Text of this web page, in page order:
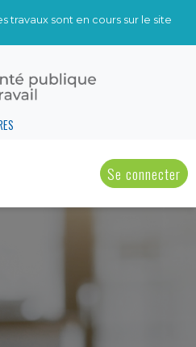
travaux sont en cours sur le site
Se connecter